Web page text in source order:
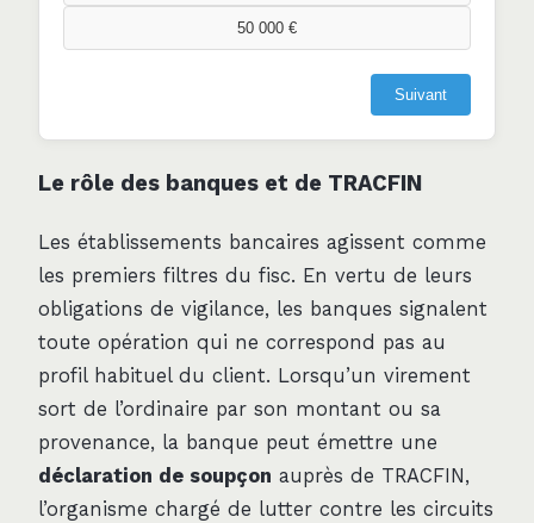
50 000 €
Suivant
Le rôle des banques et de TRACFIN
Les établissements bancaires agissent comme
les premiers filtres du fisc. En vertu de leurs
obligations de vigilance, les banques signalent
toute opération qui ne correspond pas au
profil habituel du client. Lorsqu’un virement
sort de l’ordinaire par son montant ou sa
provenance, la banque peut émettre une
déclaration de soupçon auprès de TRACFIN,
l’organisme chargé de lutter contre les circuits